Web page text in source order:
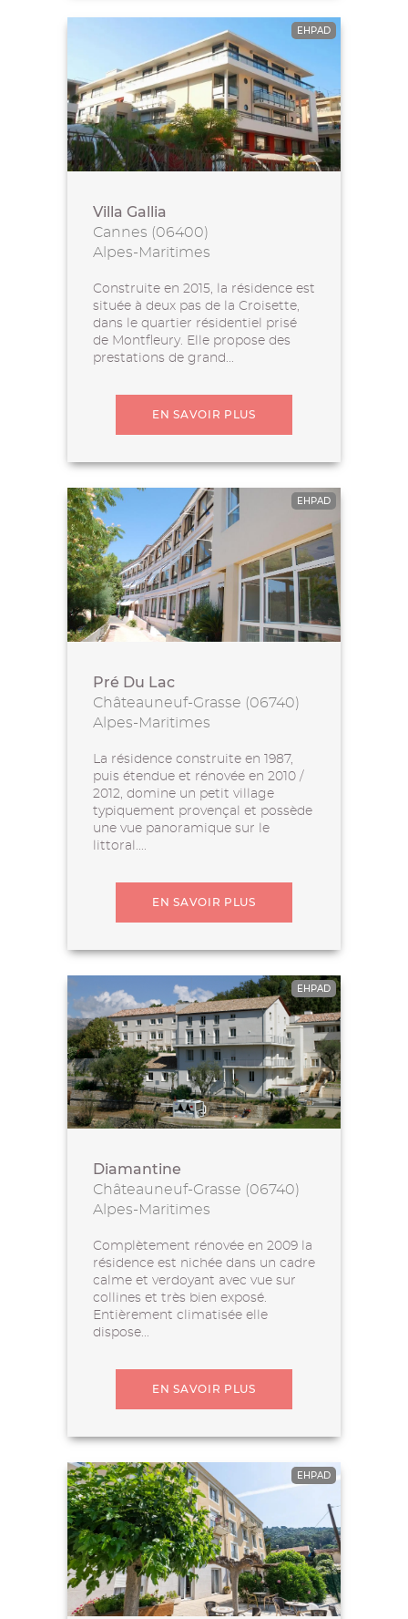
EHPAD
Villa Gallia
Cannes (06400)
Alpes-Maritimes
Construite en 2015, la résidence est
située à deux pas de la Croisette,
dans le quartier résidentiel prisé
de Montfleury. Elle propose des
prestations de grand...
EN SAVOIR PLUS
EHPAD
Pré Du Lac
Châteauneuf-Grasse (06740)
Alpes-Maritimes
La résidence construite en 1987,
puis étendue et rénovée en 2010 /
2012, domine un petit village
typiquement provençal et possède
une vue panoramique sur le
littoral....
EN SAVOIR PLUS
EHPAD
Diamantine
Châteauneuf-Grasse (06740)
Alpes-Maritimes
Complètement rénovée en 2009 la
résidence est nichée dans un cadre
calme et verdoyant avec vue sur
collines et très bien exposé.
Entièrement climatisée elle
dispose...
EN SAVOIR PLUS
EHPAD